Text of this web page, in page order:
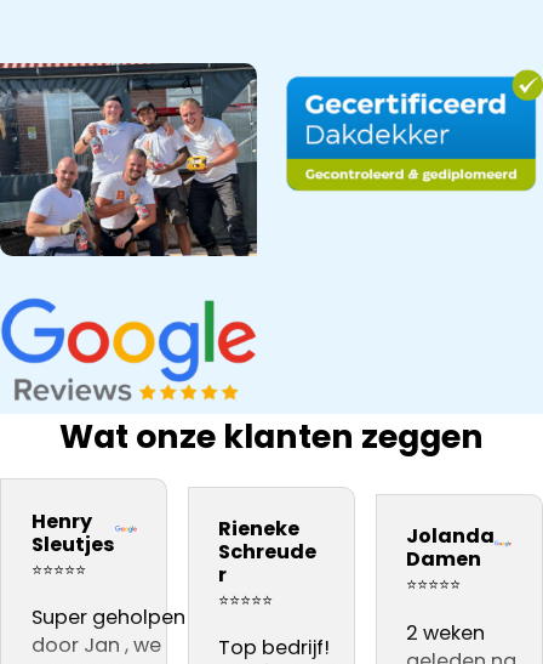
Wat onze klanten zeggen
Henry
Sleutjes
⭐⭐⭐⭐⭐
Super geholpen
door Jan , we
daarom aan
iedereen
adviseren .👍👍👍
Snel gewerkt.
kwaliteit.
Vooral dat
de
live gevolgd
Rieneke
Schreude
r
⭐⭐⭐⭐⭐
Top bedrijf!
materiaal.
vakmannen
Harrie en
hebben
voortreffelijke
werk
inspectie,
gebeld, die
reageerde
dag later
Jan al op het
Jolanda
Damen
⭐⭐⭐⭐⭐
2 weken